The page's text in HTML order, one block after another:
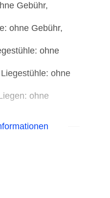
Gebühr,
ohne Gebühr,
ohne
ohne
ohne